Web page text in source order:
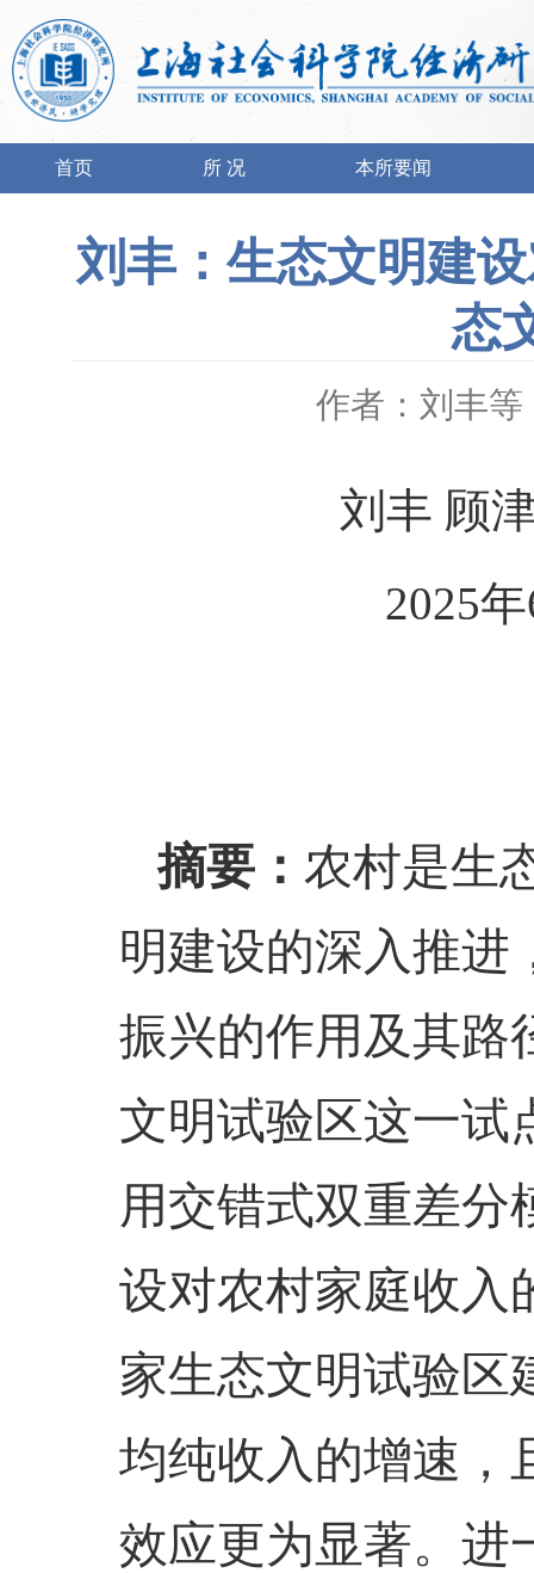
首页 所 况 本所要闻
刘丰：生态文明建
态
作者：刘丰等
刘丰 顾
2025年
摘要： 农村是生
明建设的深入推进
振兴的作用及其路
文明试验区这一试
用交错式双重差分
设对农村家庭收入
家生态文明试验区
均纯收入的增速，
效应更为显著。进